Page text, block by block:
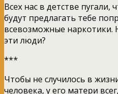
Всех нас в детстве
будут предлагать тебе
всевозможные наркотики.
эти люди?
***
Чтобы не случилось в
человека, у его матери